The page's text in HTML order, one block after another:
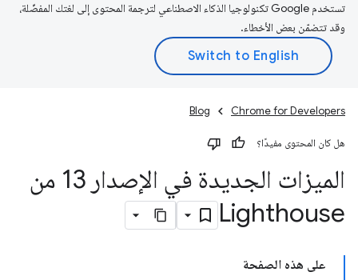
تستخدم Google تكنولوجيا الذكاء الاصطناعي لترجمة المحتوى إلى لغتك المفضّلة،
وقد تتضمّن بعض الأخطاء.
Chrome for Developers
Blog
هل كان المحتوى مفيدًا؟
الميزات الجديدة في الإصدار 13 من
Lighthouse
على هذه الصفحة